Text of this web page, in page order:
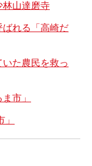
林山達磨寺
ばれる「高崎だ
た農民を救っ
市」